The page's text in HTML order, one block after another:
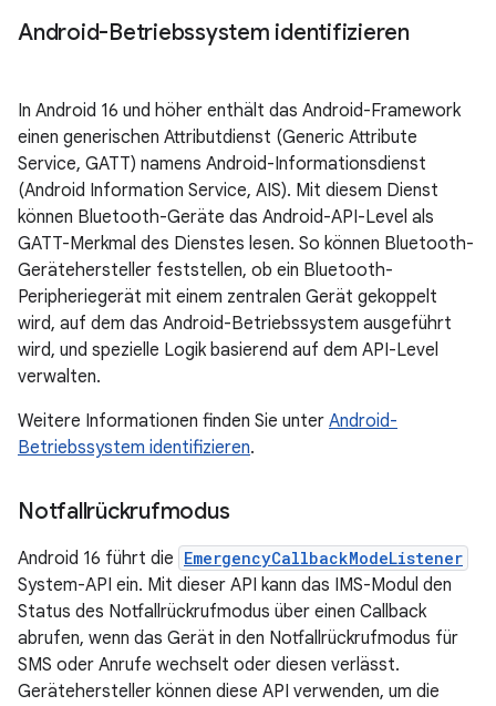
Android-Betriebssystem identifizieren
In Android 16 und höher enthält das Android-Framework
einen generischen Attributdienst (Generic Attribute
Service, GATT) namens Android-Informationsdienst
(Android Information Service, AIS). Mit diesem Dienst
können Bluetooth-Geräte das Android-API-Level als
GATT-Merkmal des Dienstes lesen. So können Bluetooth-
Gerätehersteller feststellen, ob ein Bluetooth-
Peripheriegerät mit einem zentralen Gerät gekoppelt
wird, auf dem das Android-Betriebssystem ausgeführt
wird, und spezielle Logik basierend auf dem API-Level
verwalten.
Weitere Informationen finden Sie unter Android-
Betriebssystem identifizieren.
Notfallrückrufmodus
Android 16 führt die EmergencyCallbackModeListener
System-API ein. Mit dieser API kann das IMS-Modul den
Status des Notfallrückrufmodus über einen Callback
abrufen, wenn das Gerät in den Notfallrückrufmodus für
SMS oder Anrufe wechselt oder diesen verlässt.
Gerätehersteller können diese API verwenden, um die